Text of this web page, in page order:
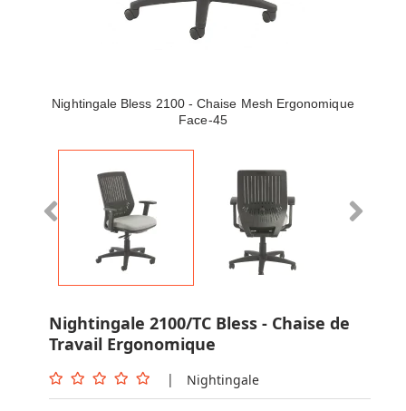
Nightingale Bless 2100 - Chaise Mesh Ergonomique
Face-45
Nightingale 2100/TC Bless - Chaise de
Travail Ergonomique
| Nightingale